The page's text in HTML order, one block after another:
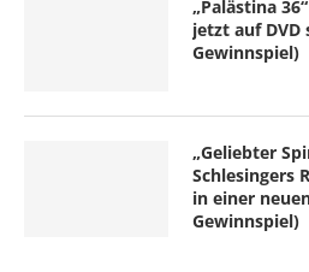
„Palästina
jetzt auf
Gewinnspiel)
„Geliebter
Schlesingers
in einer
Gewinnspiel)